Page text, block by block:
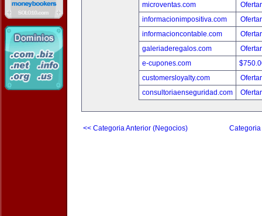
microventas.com
informacionimpositiva.com
informacioncontable.com
galeriaderegalos.com
e-cupones.com
customersloyalty.com
consultoriaenseguridad.com
<< Categoria Anterior (Negocios)